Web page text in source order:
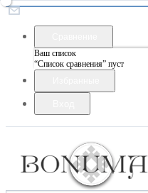
Ваш список
“Список сравнения” пуст